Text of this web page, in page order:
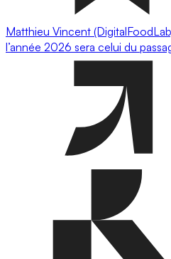
Matthieu Vincent
l’année 2026 sera celui du